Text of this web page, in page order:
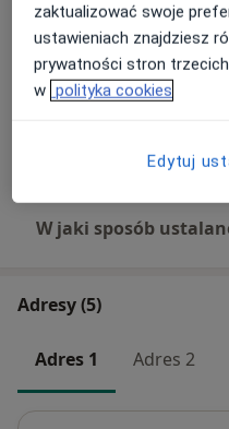
Konsultacja
250 zł Szczegóły
W jaki sposób
Adresy (5)
Adres 1 Adres 2
zaktualizować swoje
ustawieniach znajdziesz
prywatności stron
w polityka cookies
Edytuj